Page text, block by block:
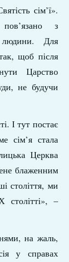
сім’ї».
з
людини. Для
щоб після
Царство
не будучи
І тут постає
сім’я стала
Церква
блаженним
століття, ми
–
на жаль,
у справах